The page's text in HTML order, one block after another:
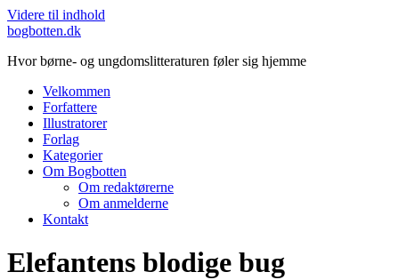
Videre til indhold
bogbotten.dk
Hvor børne- og ungdomslitteraturen føler sig hjemme
Velkommen
Forfattere
Illustratorer
Forlag
Kategorier
Om Bogbotten
Om redaktørerne
Om anmelderne
Kontakt
Elefantens blodige bug